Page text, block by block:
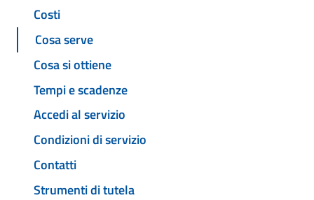
Costi
Cosa serve
Cosa si ottiene
Tempi e scadenze
Accedi al servizio
Condizioni di servizio
Contatti
Strumenti di tutela